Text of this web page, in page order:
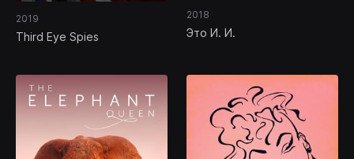
2019
Third Eye Spies
2018
Это И. И.